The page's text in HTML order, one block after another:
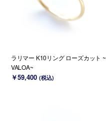
ラリマー K10リング ローズカット ~
VALOA~
￥59,400 (税込)